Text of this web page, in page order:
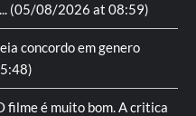
(05/08/2026 at 08:59)
concordo em genero
filme é muito bom. A critica